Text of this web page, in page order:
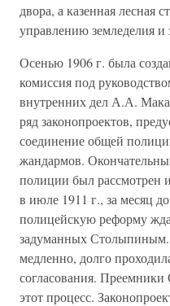
двора, а казенная лесная
управлению земледелия и
Осенью 1906 г. была
комиссия под
внутренних дел А.А.
ряд законопроектов,
соединение общей
жандармов.
полиции был рассмотрен
в июле 1911 г., за месяц
полицейскую реформу
задуманных Столыпиным.
медленно, долго
согласования.
этот процесс.